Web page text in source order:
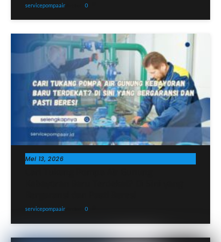
servicepompaair 0
Mei 13, 2026
servicepompaair 0